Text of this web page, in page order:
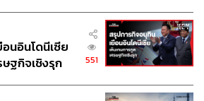
นอินโดนีเซีย
ฐกิจเชิงรุก
551